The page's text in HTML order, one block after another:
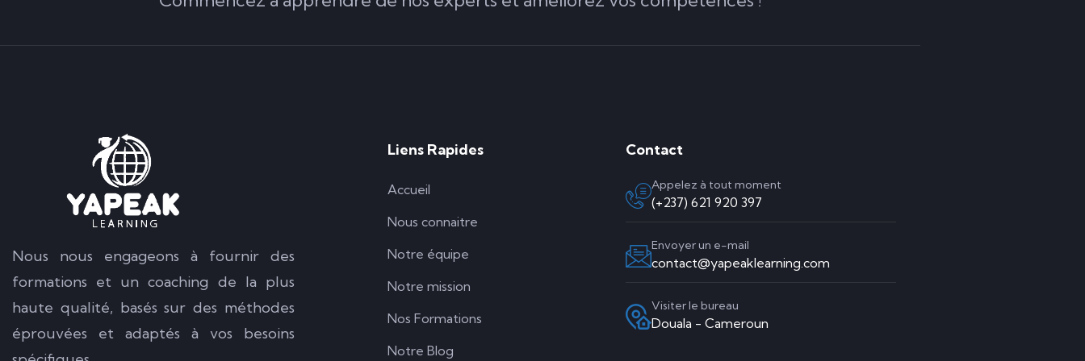
Nous nous engageons à fournir des
formations et un coaching de la plus
haute qualité, basés sur des méthodes
éprouvées et adaptés à vos besoins
Liens Rapides
Accueil
Nous connaitre
Notre équipe
Notre mission
Nos Formations
Notre Blog
Contact
Appelez à tout moment
(+237) 621 920 397
Envoyer un e-mail
contact@yapeaklearning.com
Visiter le bureau
Douala - Cameroun